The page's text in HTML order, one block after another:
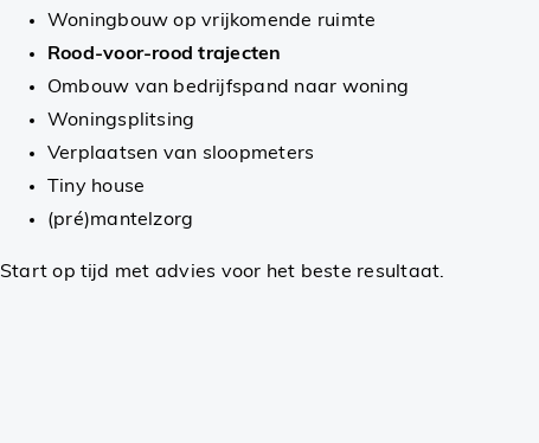
Woningbouw op vrijkomende ruimte
Rood-voor-rood trajecten
Ombouw van bedrijfspand naar woning
Woningsplitsing
Verplaatsen van sloopmeters
Tiny house
(pré)mantelzorg
Start op tijd met advies voor het beste resultaat.